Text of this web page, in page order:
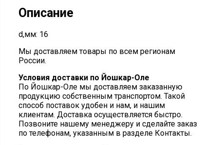
Описание
d,мм: 16
Мы доставляем товары по всем регионам
России.
Условия доставки по Йошкар-Оле
По Йошкар-Оле мы доставляем заказанную
продукцию собственным транспортом. Такой
способ поставок удобен и нам, и нашим
клиентам. Доставка осуществляется быстро.
Позвоните нашему менеджеру и сделайте заказ
по телефонам, указанным в разделе Контакты.